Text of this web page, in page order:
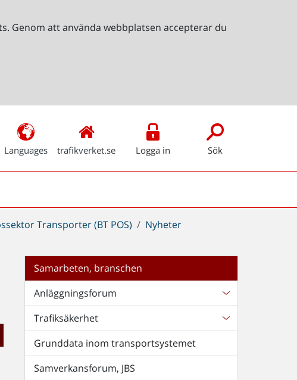
Genom att använda webbplatsen accepterar du
Languages trafikverket.se Logga in Sök
Transporter (BT POS)
Nyheter
Samarbeten, branschen
Anläggningsforum
Trafiksäkerhet
Grunddata inom transportsystemet
Samverkansforum, JBS